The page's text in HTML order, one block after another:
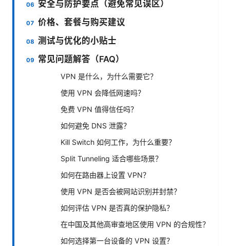
安全与防护要点（避免常见误区）
价格、套餐与购买建议
测试与优化的小贴士
常见问题解答（FAQ）
VPN 是什么，为什么需要它？
使用 VPN 会降低网速吗？
免费 VPN 值得信任吗？
如何避免 DNS 泄露？
Kill Switch 如何工作，为什么重要？
Split Tunneling 适合哪些场景？
如何在路由器上设置 VPN？
使用 VPN 是否会被网站识别并封禁？
如何评估 VPN 是否真的保护隐私？
在中国及其他高审查地区使用 VPN 的合规性？
如何选择第一台设备的 VPN 设置？